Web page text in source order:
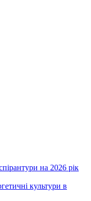
на 2026 рік
культури в